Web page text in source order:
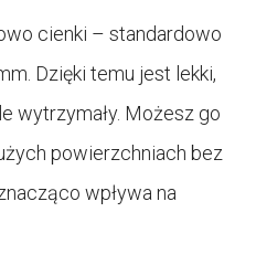
cienki – standardowo
Dzięki temu jest lekki,
wytrzymały. Możesz go
powierzchniach bez
wpływa na